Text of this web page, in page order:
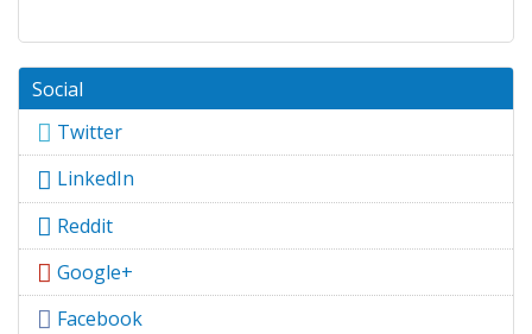
Social
Twitter
LinkedIn
Reddit
Google+
Facebook